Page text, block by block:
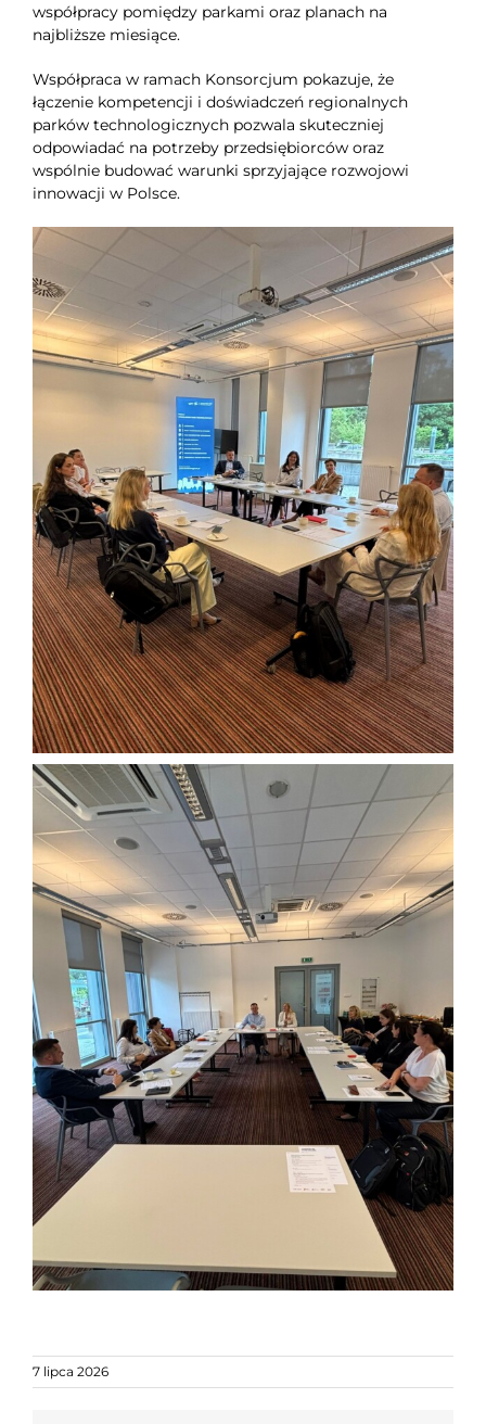
współpracy pomiędzy parkami oraz planach na
najbliższe miesiące.
Współpraca w ramach Konsorcjum pokazuje, że
łączenie kompetencji i doświadczeń regionalnych
parków technologicznych pozwala skuteczniej
odpowiadać na potrzeby przedsiębiorców oraz
wspólnie budować warunki sprzyjające rozwojowi
innowacji w Polsce.
7 lipca 2026